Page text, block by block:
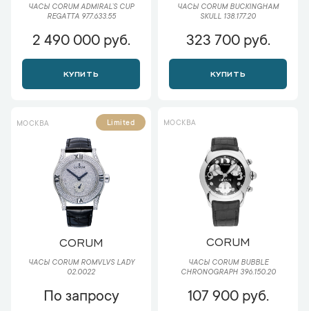
ЧАСЫ CORUM ADMIRAL`S CUP
REGATTA 977.633.55
2 490 000 руб.
КУПИТЬ
ЧАСЫ CORUM BUCKINGHAM
SKULL 138.177.20
323 700 руб.
КУПИТЬ
МОСКВА Limited
CORUM
ЧАСЫ CORUM ROMVLVS LADY
02.0022
По запросу
МОСКВА
CORUM
ЧАСЫ CORUM BUBBLE
CHRONOGRAPH 396.150.20
107 900 руб.